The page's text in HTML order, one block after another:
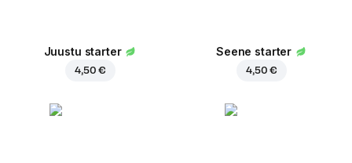
Juustu starter
4,50 €
Seene starter
4,50 €